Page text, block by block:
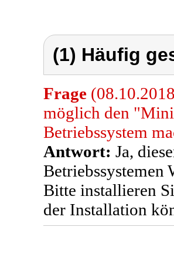
(1) Häufig
Frage
möglich den
Betriebssystem
Antwort: Ja,
Betriebssystemen
Bitte installieren
der Installation